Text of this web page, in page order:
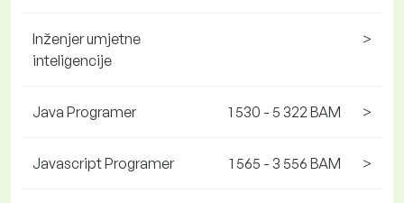
Inženjer umjetne
inteligencije
>
Java Programer 1 530 - 5 322 BAM >
Javascript Programer 1 565 - 3 556 BAM >